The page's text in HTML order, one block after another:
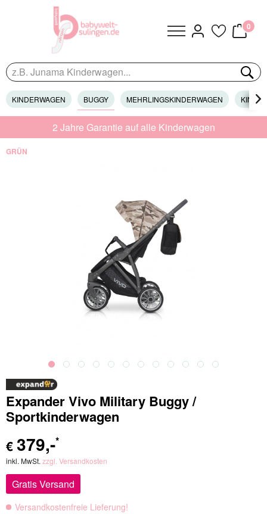
0
KINDERWAGEN BUGGY MEHRLINGSKINDERWAGEN 
2 Jahre Garantie auf alle Kinderwagen
GRÜN
Expander Vivo Military Buggy /
Sportkinderwagen
€ 379,-*
inkl. MwSt. zzgl. Versandkosten
Gratis Versand
Versandkostenfreie Lieferung!